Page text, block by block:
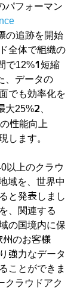
パフォーマン
の追跡を開始
全体で組織の
で12%1短縮
、データの
でも効率化を
大25%2
の性能向上
します。
以上のクラウ
域を、世界中
と発表しまし
、関連する
の国境内に保
州のお客様
強力なデータ
ことができま
クラウドアク